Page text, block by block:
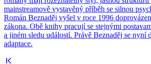
mainstreamově vystavěný příběh se silnou
Román Beznaděj vyšel v roce 1996
zákona. Obě knihy pracují se stejnými
a jiném sledu událostí. Právě Beznaděj se nyní
adaptace.